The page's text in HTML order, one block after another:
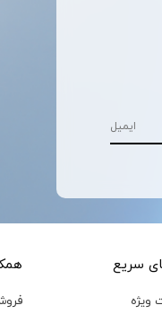
سریع
ویژه